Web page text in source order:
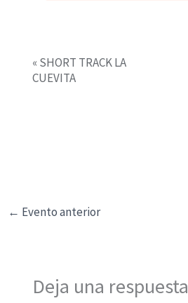
N
a
ó
e
«SHORT TRACK LA
CUEVITA
← Evento anterior
Deja una respuesta